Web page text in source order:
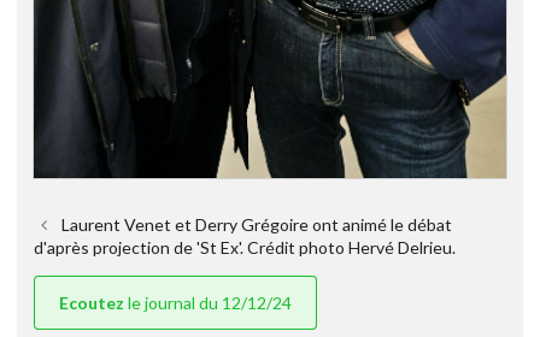
Laurent Venet et Derry Grégoire ont animé le débat
d'après projection de 'St Ex'. Crédit photo Hervé Delrieu.
Ecoutez le journal du 12/12/24